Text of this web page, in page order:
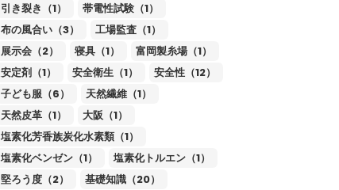
引き裂き（1）
帯電性試験（1）
布の風合い（3）
工場監査（1）
展示会（2）
寝具（1）
富岡製糸場（1）
安定剤（1）
安全衛生（1）
安全性（12）
子ども服（6）
天然繊維（1）
天然皮革（1）
大阪（1）
塩素化芳香族炭化水素類（1）
塩素化ベンゼン（1）
塩素化トルエン（1）
堅ろう度（2）
基礎知識（20）